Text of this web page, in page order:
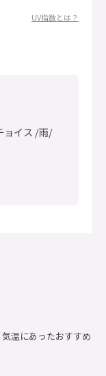
UV指数とは？
ョイス /雨/
温にあったおすすめ